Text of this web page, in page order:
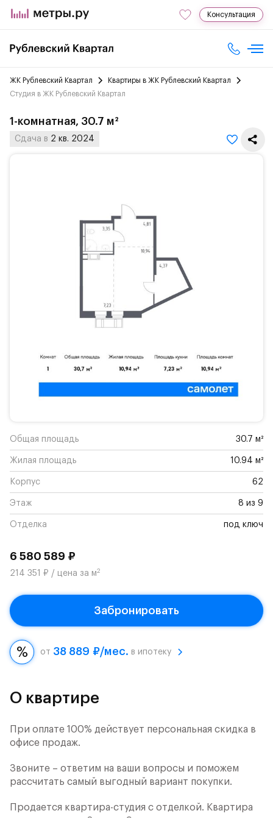
Консультация
ЖК Рублевский Квартал
Квартиры в ЖК Рублевский Квартал
Студия в ЖК Рублевский Квартал
1-комнатная, 30.7 м²
Сдача в 2 кв. 2024
Общая площадь 30.7 м²
Жилая площадь 10.94 м²
Корпус 62
Этаж 8 из 9
Отделка под ключ
6 580 589 ₽
214 351 ₽ / цена за м2
Забронировать
от 38 889 ₽/мес. в ипотеку
О квартире
При оплате 100% действует персональная скидка в
офисе продаж.
Звоните – ответим на ваши вопросы и поможем
рассчитать самый выгодный вариант покупки.
Продается квартира-студия с отделкой. Квартира